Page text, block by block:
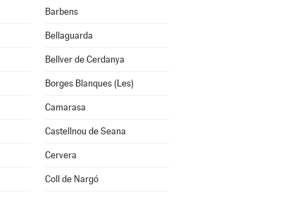
Barbens
Bellaguarda
Bellver de Cerdanya
Borges Blanques (Les)
Camarasa
Castellnou de Seana
Cervera
Coll de Nargó